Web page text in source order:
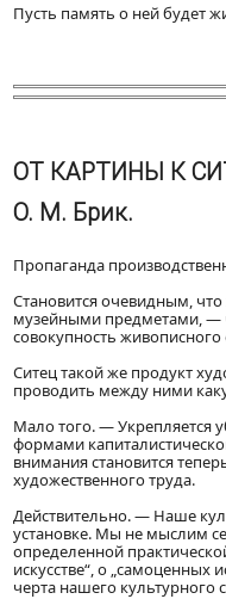
Пусть память о ней будет
ОТ КАРТИНЫ К
О. М. Брик.
Пропаганда
Становится очевидным,
музейными предметами, —
совокупность
Ситец такой же продукт
проводить между ними
Мало того. — Укрепляется
формами
внимания становится
художественного труда.
Действительно. — Наше
установке. Мы не мыслим
определенной
искусстве“, о
черта нашего культурного